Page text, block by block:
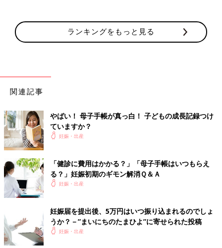
ランキングをもっと見る
関連記事
やばい！ 母子手帳が真っ白！ 子どもの成長記録つけ
ていますか？
妊娠・出産
「健診に費用はかかる？」「母子手帳はいつもらえ
る？」妊娠初期のギモン解消Ｑ＆Ａ
妊娠・出産
妊娠届を提出後、5万円はいつ振り込まれるのでしょ
うか？－”まいにちのたまひよ”に寄せられた投稿
妊娠・出産